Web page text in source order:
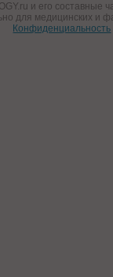
и его составные
для медицинских и
Конфиденциальность